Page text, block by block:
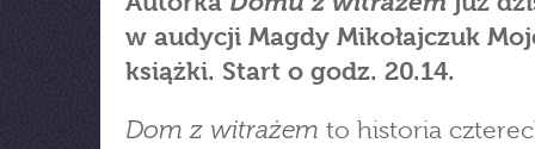
w audycji Magdy Mikołajczuk
książki. Start o godz. 20.14.
Dom z witrażem to historia